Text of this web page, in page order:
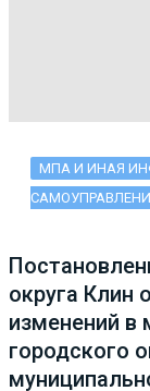
МПА И ИНАЯ
округа Клин
изменений в
городского